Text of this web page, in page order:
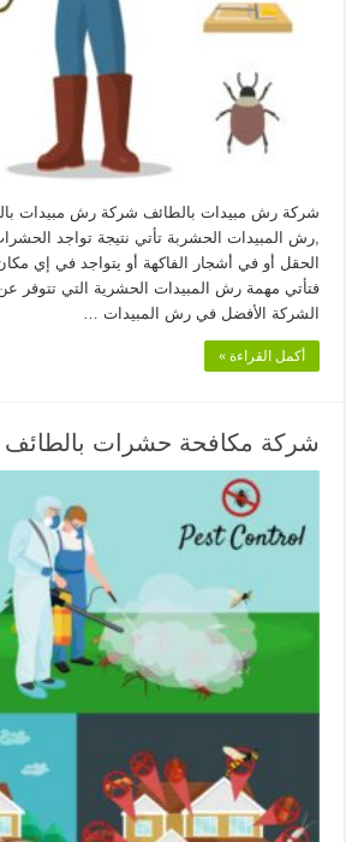
شركة رش مبيدات بالطائف شركة رش مبيدات
,رش المبيدات الحشربة تأتي نتيجة تواجد
الحقل أو في أشجار الفاكهة أو يتواجد في إي
فتأتي مهمة رش المبيدات الحشرية التي تتوفر
الشركة الأفضل في رش المبيدات …
أكمل القراءة »
شركة مكافحة حشرات بالطائف